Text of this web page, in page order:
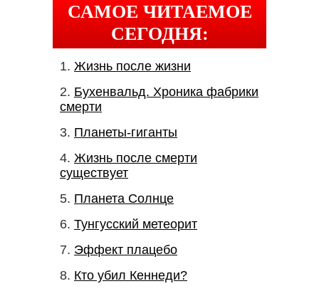
САМОЕ ЧИТАЕМОЕ
СЕГОДНЯ:
Жизнь после жизни
Бухенвальд. Хроника фабрики
смерти
Планеты-гиганты
Жизнь после смерти
существует
Планета Солнце
Тунгусский метеорит
Эффект плацебо
Кто убил Кеннеди?